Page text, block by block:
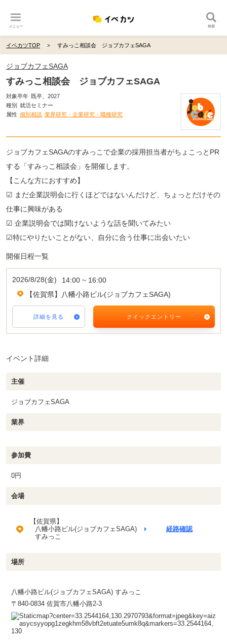
メニュー 検索
イベカツTOP すみっこ相談会 ジョブカフェSAGA
ジョブカフェSAGA
すみっこ相談会 ジョブカフェSAGA
対象卒年 既卒、2027
種別 就活セミナー
属性 個別相談 業界研究・企業研究・職種研究
ジョブカフェSAGAのすみっこで企業の採用担当者がちょこっとPR
する「すみっこ相談会」を開催します。
【こんな方におすすめ】
☑ まだ企業説明会に行くほどではないんだけど、ちょっとだけその
仕事に興味がある
☑ 企業説明会では聞けないような話を聞いてみたい
☑特にやりたいことがない、自分に合う仕事に出会いたい
開催日程一覧
2026/8/28(金)
14:00 ~ 16:00
【佐賀県】八幡小路ビル(ジョブカフェSAGA)
詳細を見る クイックエントリー
イベント詳細
主催
ジョブカフェSAGA
業界
参加費
0円
会場
【佐賀県】
八幡小路ビル(ジョブカフェSAGA)
すみっこ
経路確認
場所
八幡小路ビル(ジョブカフェSAGA) すみっこ
〒840-0834 佐賀市八幡小路2-3